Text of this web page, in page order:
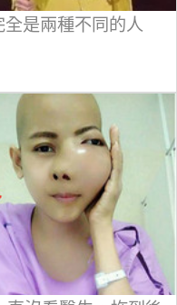
是兩種不同的人